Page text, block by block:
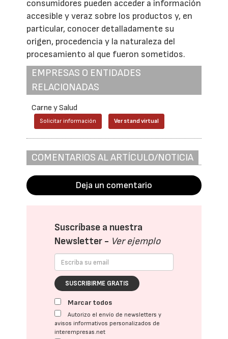
consumidores pueden acceder a información
accesible y veraz sobre los productos y, en
particular, conocer detalladamente su
origen, procedencia y la naturaleza del
procesamiento al que fueron sometidos.
EMPRESAS O ENTIDADES
RELACIONADAS
Carne y Salud
Solicitar información Ver stand virtual
COMENTARIOS AL ARTÍCULO/NOTICIA
Deja un comentario
Suscríbase a nuestra
Newsletter - Ver ejemplo
SUSCRIBIRME GRATIS
Marcar todos
Autorizo el envío de newsletters y
avisos informativos personalizados de
interempresas.net